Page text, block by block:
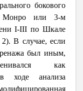
бокового
Монро или 3-м
I-III по Шкале
В случае, если
был иным,
как
в ходе анализа